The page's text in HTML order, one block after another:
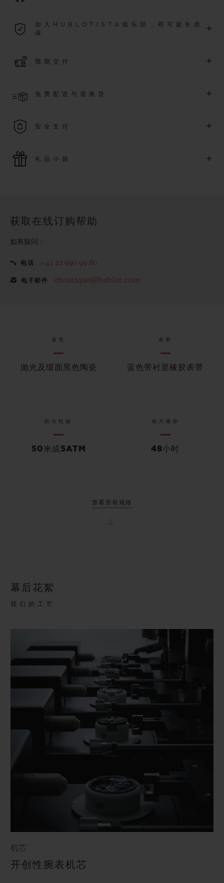
了解更多
加入HUBLOTISTA俱乐部，即可延长质
保
+
质保（需符合相关条件），并尊享专属活动。
预期交付 +
免费配送与退换货 +
安全支付 +
个人信息受到保护。
礼品小袋 +
获取在线订购帮助
如有疑问：
电话 +41 22 990 99 80
电子邮件 eboutique@hublot.com
表壳
抛光及缎面黑色陶瓷
表带
蓝色带衬里橡胶表带
防水性能
50米或5ATM
动力储存
48小时
查看所有规格
幕后花絮
我们的工艺
机芯
开创性腕表机芯